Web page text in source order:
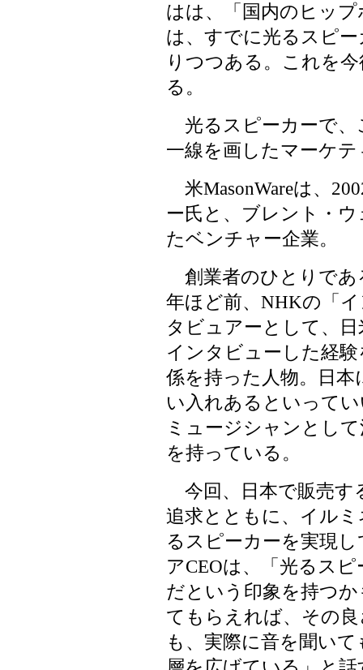
はは、「国内のヒッ
は、すでに光るスピ
りつつある。これを
る。
光るスピーカーで、
一線を画したマーケ
米MasonWareは、
ー氏と、ブレント・
たベンチャー企業。
創業者のひとりであ
年ほど前、NHKの「
タビュアーとして、
インタビューした経
係を持った人物。日
い入れあるといって
ミュージシャンとし
を持っている。
今回、日本で販売す
追求とともに、イル
るスピーカーを実現
アCEOは、「光るス
だという印象を持つ
てもらえれば、その
も、実際に音を聞い